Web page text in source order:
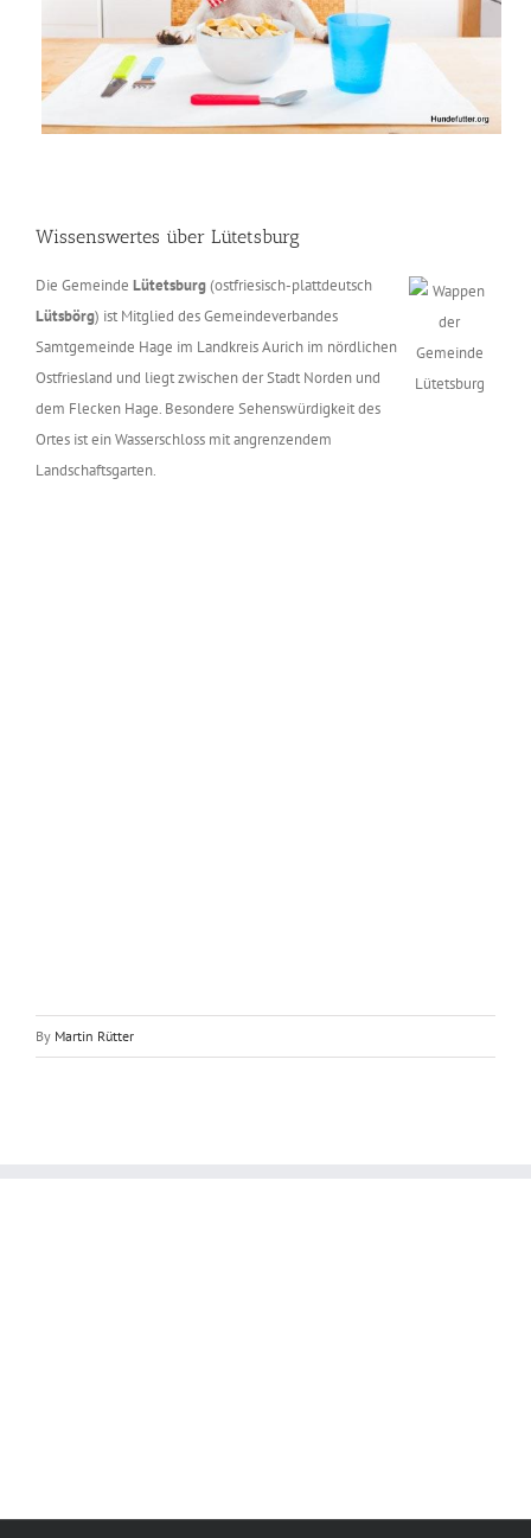
Wissenswertes über Lütetsburg
Die Gemeinde Lütetsburg(ostfriesisch-plattdeutsch
Lütsbörg) ist Mitglied des Gemeindeverbandes
Samtgemeinde Hage im Landkreis Aurich im nördlichen
Ostfriesland und liegt zwischen der Stadt Norden und
dem Flecken Hage. Besondere Sehenswürdigkeit des
Ortes ist ein Wasserschloss mit angrenzendem
Landschaftsgarten.
By Martin Rütter